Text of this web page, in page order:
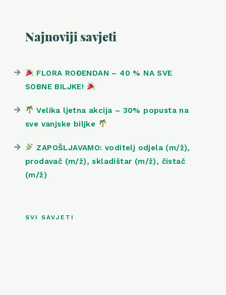
Najnoviji savjeti
FLORA ROĐENDAN – 40 % NA SVE
SOBNE BILJKE!
Velika ljetna akcija – 30% popusta na
sve vanjske biljke
ZAPOŠLJAVAMO: voditelj odjela (m/ž),
prodavač (m/ž), skladištar (m/ž), čistač
(m/ž)
SVI SAVJETI